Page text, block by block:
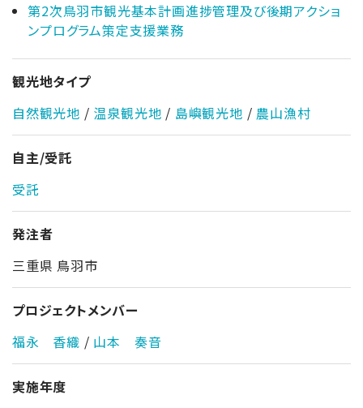
第2次鳥羽市観光基本計画進捗管理及び後期アクショ
ンプログラム策定支援業務
観光地タイプ
自然観光地 / 温泉観光地 / 島嶼観光地 / 農山漁村
自主/受託
受託
発注者
三重県 鳥羽市
プロジェクトメンバー
福永 香織 / 山本 奏音
実施年度